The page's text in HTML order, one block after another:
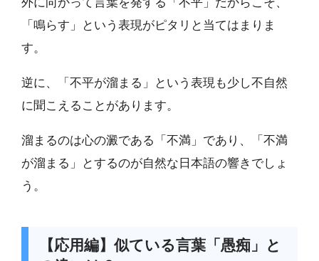
「鳴らす」という表現がピタリと当てはまりま
す。
逆に、「不平が溜まる」という表現も少し不自然
に聞こえることがあります。
溜まるのは心の澱である「不満」であり、「不満
が溜まる」とするのが自然な日本語の響きでしょ
う。
【応用編】似ている言葉「愚痴」と